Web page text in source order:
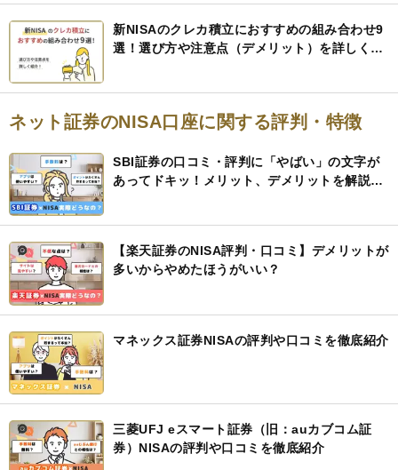
新NISAのクレカ積立におすすめの組み合わせ9
選！選び方や注意点（デメリット）を詳しく紹
ネット証券のNISA口座に関する評判・特徴
SBI証券の口コミ・評判に「やばい」の文字が
あってドキッ！メリット、デメリットを解説す
【楽天証券のNISA評判・口コミ】デメリットが
多いからやめたほうがいい？
マネックス証券NISAの評判や口コミを徹底紹介
三菱UFJ eスマート証券（旧：auカブコム証
券）NISAの評判や口コミを徹底紹介